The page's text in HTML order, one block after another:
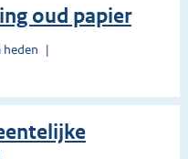
oud papier